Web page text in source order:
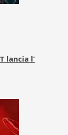
lancia l’